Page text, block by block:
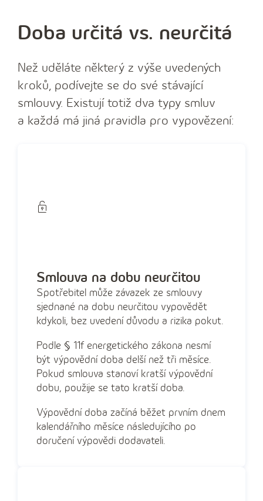
Doba určitá vs. neurčitá
Než uděláte některý z výše uvedených
kroků, podívejte se do své stávající
smlouvy. Existují totiž dva typy smluv
a každá má jiná pravidla pro vypovězení:
Smlouva na dobu neurčitou
Spotřebitel může závazek ze smlouvy
sjednané na dobu neurčitou vypovědět
kdykoli, bez uvedení důvodu a rizika pokut.
Podle § 11f energetického zákona nesmí
být výpovědní doba delší než tři měsíce.
Pokud smlouva stanoví kratší výpovědní
dobu, použije se tato kratší doba.
Výpovědní doba začíná běžet prvním dnem
kalendářního měsíce následujícího po
doručení výpovědi dodavateli.